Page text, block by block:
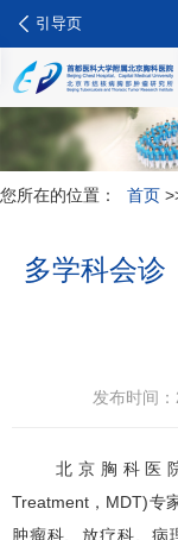
引导页
您所在的位置： 首页
多学科会诊
发布时间
北京胸科医院
Treatment，MDT)专
肿瘤科、放疗科、病